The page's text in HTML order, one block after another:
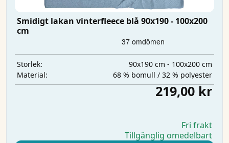
Smidigt lakan vinterfleece blå 90x190 - 100x200
cm
Storlek:
90x190 cm - 100x200 cm
Material:
68 % bomull / 32 % polyester
219,00 kr
Fri frakt
Tillgänglig omedelbart